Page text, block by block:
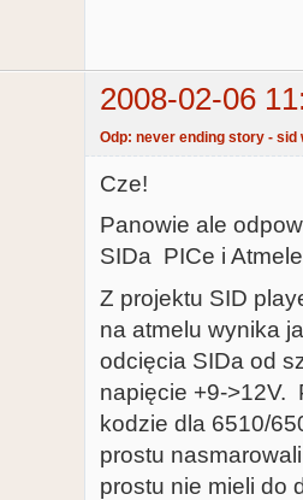
2008-02-06
Odp: never ending story - sid
Cze!
Panowie ale
SIDa PICe i
Z projektu SID
na atmelu wynika
odcięcia SIDa od
napięcie +9->12V.
kodzie dla 6510/
prostu
prostu nie mieli do